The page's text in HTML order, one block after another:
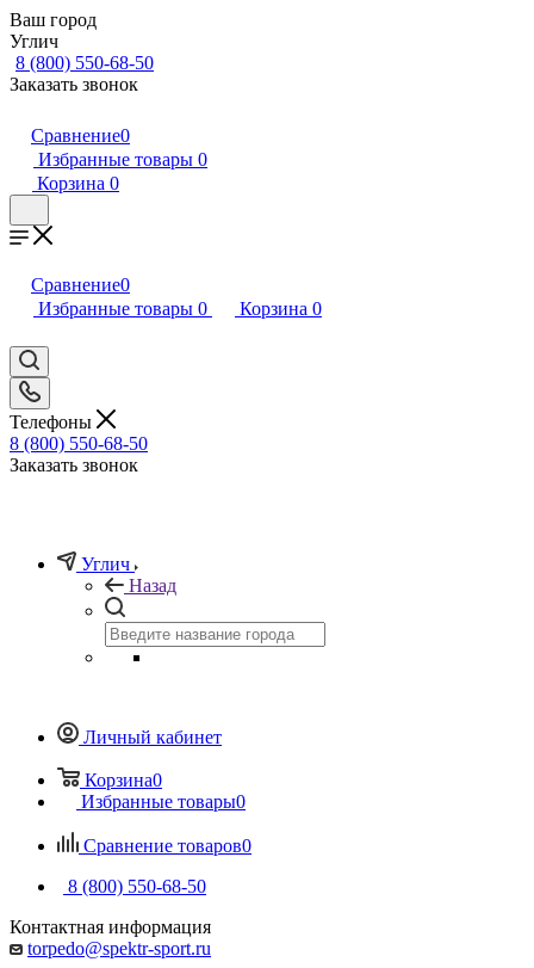
Ваш город
Углич
8 (800) 550-68-50
Заказать звонок
Сравнение0
Избранные товары 0
Корзина 0
Сравнение0
Избранные товары 0 Корзина 0
Телефоны
8 (800) 550-68-50
Заказать звонок
Углич
Назад
Личный кабинет
Корзина0
Избранные товары0
Сравнение товаров0
8 (800) 550-68-50
Контактная информация
torpedo@spektr-sport.ru